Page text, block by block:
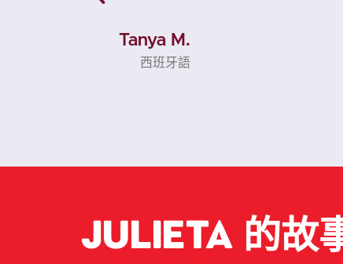
Heidi S.
西班牙語
Julieta 的故